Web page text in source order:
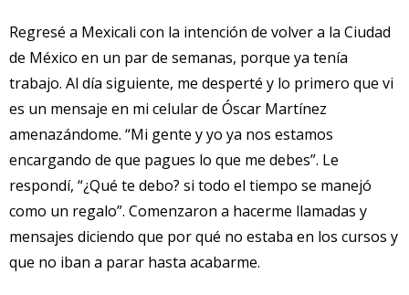
Regresé a Mexicali con la intención de volver a la Ciudad
de México en un par de semanas, porque ya tenía
trabajo. Al día siguiente, me desperté y lo primero que vi
es un mensaje en mi celular de Óscar Martínez
amenazándome. “Mi gente y yo ya nos estamos
encargando de que pagues lo que me debes”. Le
respondí, “¿Qué te debo? si todo el tiempo se manejó
como un regalo”. Comenzaron a hacerme llamadas y
mensajes diciendo que por qué no estaba en los cursos y
que no iban a parar hasta acabarme.